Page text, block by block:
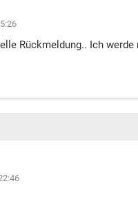
Rückmeldung.. Ich werde